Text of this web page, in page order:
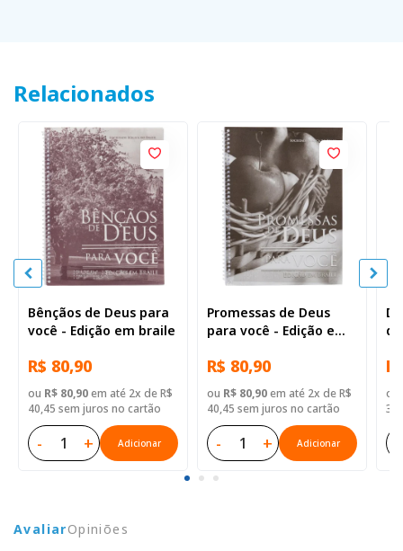
Relacionados
Bênçãos de Deus para
você - Edição em braile
R$ 80,90
ou R$ 80,90em até 2x de R$
40,45 sem juros no cartão
- + Adicionar
Promessas de Deus
para você - Edição em
R$ 80,90
ou R$ 80,90em até 2x de R$
40,45 sem juros no cartão
- + Adicionar
ou
AvaliarOpiniões